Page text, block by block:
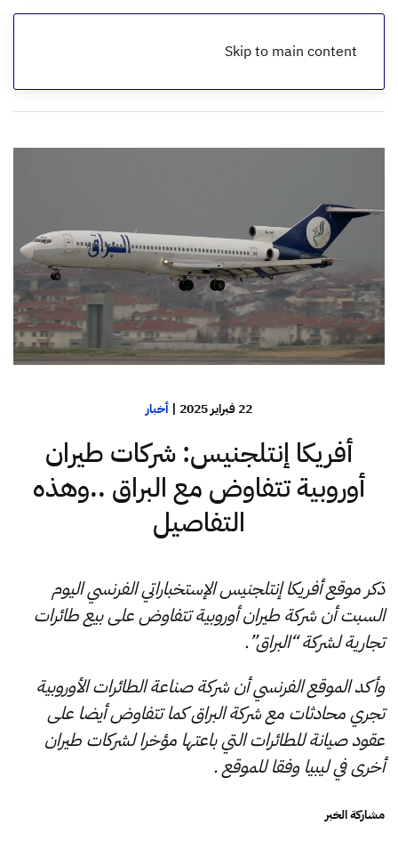
Skip to main content
الرئيسية
22 فبراير 2025 | أخبار
أفريكا إنتلجنيس: شركات طيران
أوروبية تتفاوض مع البراق ..وهذه
التفاصيل
ذكر موقع أفريكا إنتلجنيس الإستخباراتي الفرنسي اليوم
السبت أن شركة طيران أوروبية تتفاوض على بيع طائرات
تجارية لشركة “البراق”.
وأكد الموقع الفرنسي أن شركة صناعة الطائرات الأوروبية
تجري محادثات مع شركة البراق كما تتفاوض أيضا على
عقود صيانة للطائرات التي باعتها مؤخرا لشركات طيران
أخرى في ليبيا وفقا للموقع .
مشاركة الخبر